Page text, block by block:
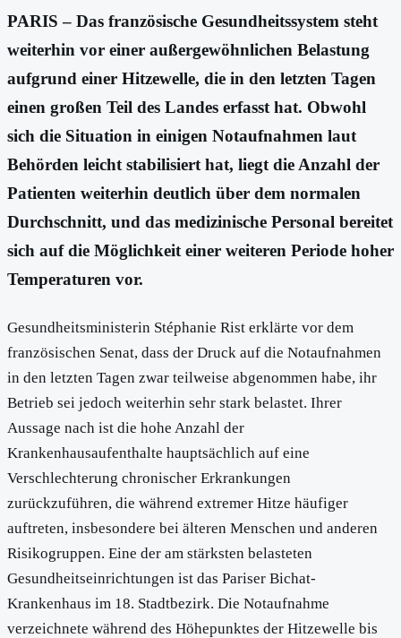
PARIS – Das französische Gesundheitssystem steht
weiterhin vor einer außergewöhnlichen Belastung
aufgrund einer Hitzewelle, die in den letzten Tagen
einen großen Teil des Landes erfasst hat. Obwohl
sich die Situation in einigen Notaufnahmen laut
Behörden leicht stabilisiert hat, liegt die Anzahl der
Patienten weiterhin deutlich über dem normalen
Durchschnitt, und das medizinische Personal bereitet
sich auf die Möglichkeit einer weiteren Periode hoher
Temperaturen vor.
Gesundheitsministerin Stéphanie Rist erklärte vor dem
französischen Senat, dass der Druck auf die Notaufnahmen
in den letzten Tagen zwar teilweise abgenommen habe, ihr
Betrieb sei jedoch weiterhin sehr stark belastet. Ihrer
Aussage nach ist die hohe Anzahl der
Krankenhausaufenthalte hauptsächlich auf eine
Verschlechterung chronischer Erkrankungen
zurückzuführen, die während extremer Hitze häufiger
auftreten, insbesondere bei älteren Menschen und anderen
Risikogruppen. Eine der am stärksten belasteten
Gesundheitseinrichtungen ist das Pariser Bichat-
Krankenhaus im 18. Stadtbezirk. Die Notaufnahme
verzeichnete während des Höhepunktes der Hitzewelle bis